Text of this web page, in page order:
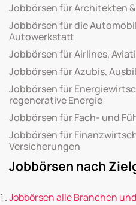
Jobbörsen für Architekten
Jobbörsen für die
Autowerkstatt
Jobbörsen für Airlines,
Jobbörsen für Azubis,
Jobbörsen für
regenerative Energie
Jobbörsen für Fach- und
Jobbörsen für
Versicherungen
Jobbörsen nach
Jobbörsen alle Branchen